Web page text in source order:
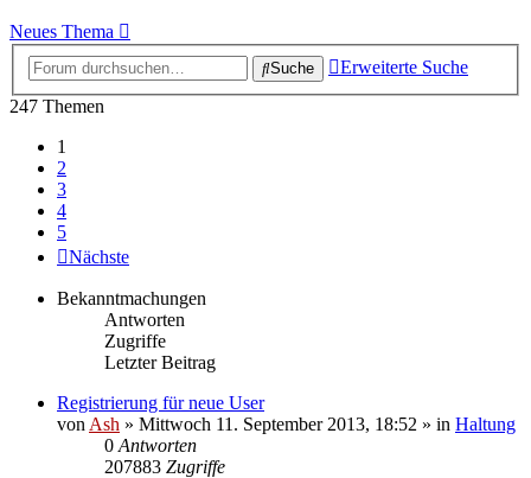
Neues Thema
Suche
Erweiterte Suche
247 Themen
1
2
3
4
5
Nächste
Bekanntmachungen
Antworten
Zugriffe
Letzter Beitrag
Registrierung für neue User
von Ash » Mittwoch 11. September 2013, 18:52 » in Haltung
0 Antworten
207883 Zugriffe